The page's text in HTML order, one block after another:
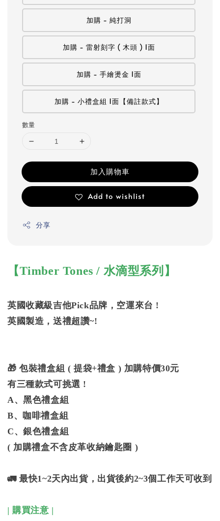
加購 - 純打洞
加購 - 雷射刻字 ( 木頭 ) 1面
加購 - 手繪燙金 1面
加購 - 小禮盒組 1面【備註款式】
數量
加入購物車
Add to wishlist
分享
【Timber Tones / 水滴型系列】
英國收藏級吉他Pick品牌，空運來台 !
英國製造，送禮超讚~!
🎁 包裝禮盒組 ( 提袋+禮盒 ) 加購特價30元
有三種款式可挑選 !
A、黑色禮盒組
B、咖啡禮盒組
C、銀色禮盒組
( 加購禮盒不含皮革收納鑰匙圈 )
🚛 最快1~2天內出貨，出貨後約2~3個工作天可收到
| 購買注意 |